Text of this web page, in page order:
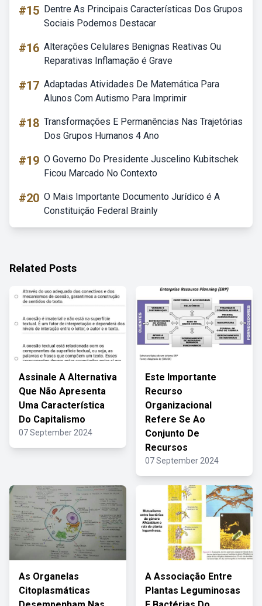
#15 Dentre As Principais Características Dos Grupos
Sociais Podemos Destacar
#16 Alterações Celulares Benignas Reativas Ou
Reparativas Inflamação é Grave
#17 Adaptadas Atividades De Matemática Para
Alunos Com Autismo Para Imprimir
#18 Transformações E Permanências Nas Trajetórias
Dos Grupos Humanos 4 Ano
#19 O Governo Do Presidente Juscelino Kubitschek
Ficou Marcado No Contexto
#20 O Mais Importante Documento Jurídico é A
Constituição Federal Brainly
Related Posts
Assinale A Alternativa
Que Não Apresenta
Uma Característica
Do Capitalismo
07 September 2024
Este Importante
Recurso
Organizacional
Refere Se Ao
Conjunto De
Recursos
07 September 2024
As Organelas
Citoplasmáticas
A Associação Entre
Plantas Leguminosas